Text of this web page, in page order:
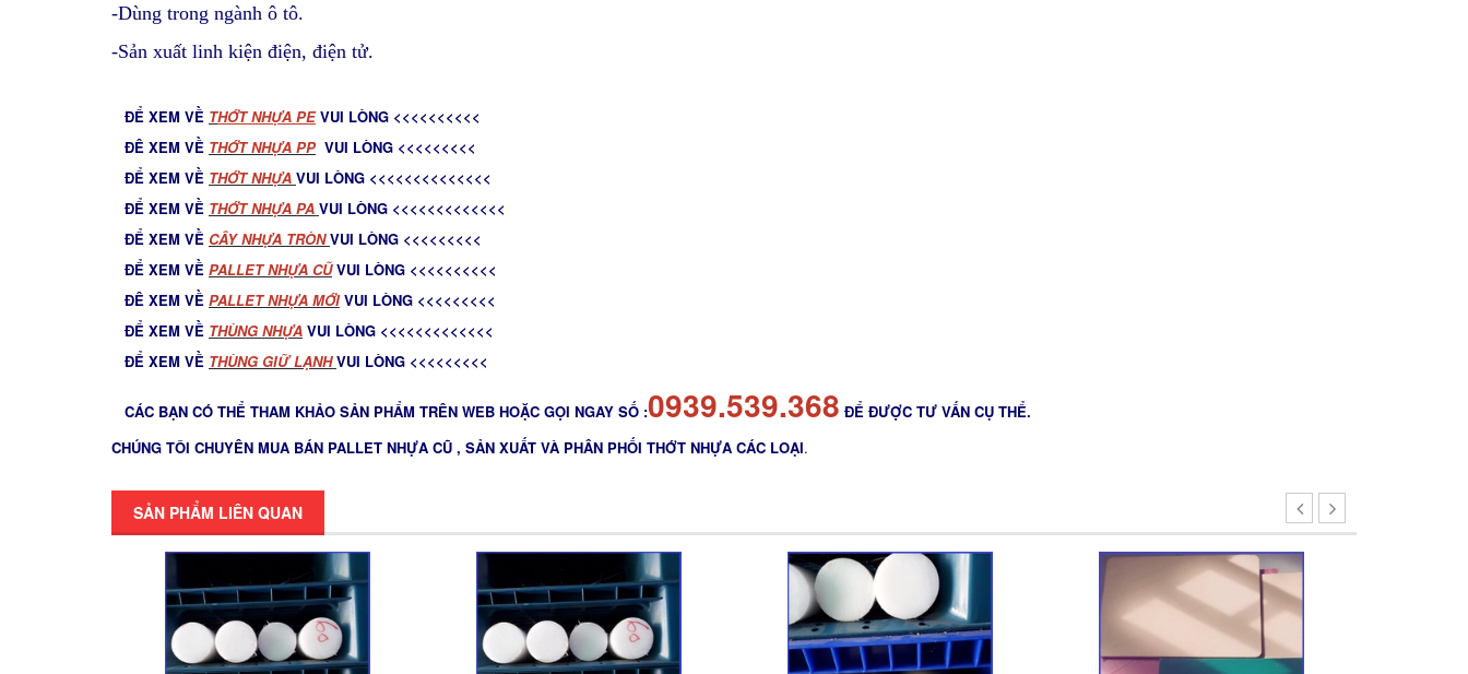
-Dùng trong ngành ô tô.
-Sản xuất linh kiện điện, điện tử.
ĐỂ XEM VỀ THỚT NHỰA PEVUI LÒNG <<<<<<<<<<
ĐÊ XEM VỀ THỚT NHỰA PPVUI LÒNG <<<<<<<<<
ĐỂ XEM VỀ THỚT NHỰA VUI LÒNG <<<<<<<<<<<<<<
ĐỂ XEM VỀ THỚT NHỰA PA VUI LÒNG <<<<<<<<<<<<<
ĐỂ XEM VỀ CÂY NHỰA TRÒN VUI LÒNG <<<<<<<<<
ĐỂ XEM VỀ PALLET NHỰA CŨ VUI LÒNG <<<<<<<<<<
ĐÊ XEM VỀ PALLET NHỰA MỚI VUI LÒNG <<<<<<<<<
ĐỂ XEM VỀ THÙNG NHỰA VUI LÒNG <<<<<<<<<<<<<
ĐỂ XEM VỀ THÙNG GIỮ LẠNH VUI LÒNG <<<<<<<<<
CÁC BẠN CÓ THỂ THAM KHẢO SẢN PHẨM TRÊN WEB HOẶC GỌI NGAY SỐ :0939.539.368 ĐỂ ĐƯỢC TƯ VẤN CỤ THỂ.
CHÚNG TÔI CHUYÊN MUA BÁN PALLET NHỰA CŨ , SẢN XUẤT VÀ PHÂN PHỐI THỚT NHỰA CÁC LOẠI.
SẢN PHẨM LIÊN QUAN